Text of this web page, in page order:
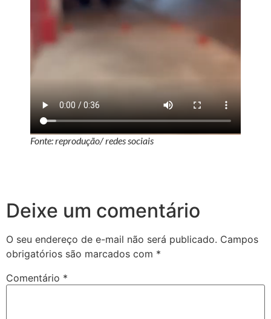
Fonte: reprodução/ redes sociais
Deixe um comentário
O seu endereço de e-mail não será publicado. Campos
obrigatórios são marcados com *
Comentário *